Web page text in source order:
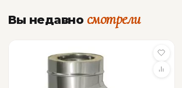
Вы недавно смотрели